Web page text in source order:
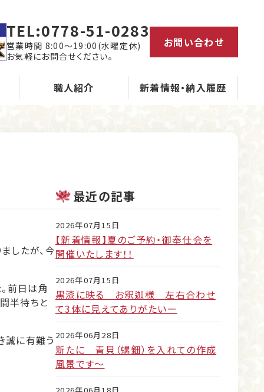
TEL:0778-51-0283
営業時間 8:00～19:00(水曜定休)
お気軽にお問合せください。
お問い合わせ
職人紹介 新着情報・納入履歴
したが、今
前日は角
半待ちと
誠に有難う
最近の記事
2026年07月15日
【新着情報】夏のご予約・御奉仕会を
開催いたします！！
2026年07月15日
黒漆に映る お釈迦様 左右合わせ
て3体に見えてありがたいー
2026年06月28日
新たに 青貝（螺鈿）を入れての作成
風景です～